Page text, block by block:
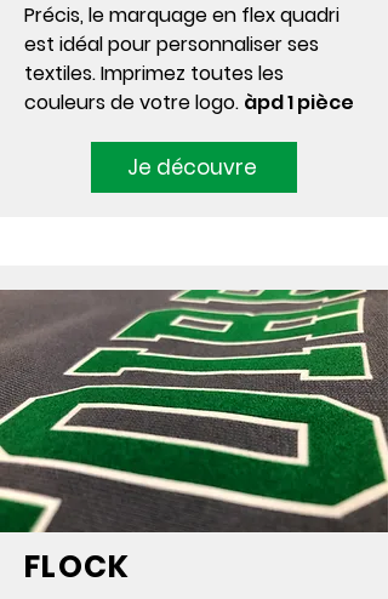
Précis, le marquage en flex quadri
est idéal pour personnaliser ses
textiles. Imprimez toutes les
couleurs de votre logo. àpd 1 pièce
Je découvre
FLOCK